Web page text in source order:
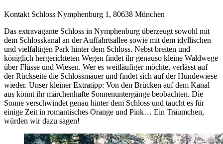
Kontakt Schloss Nymphenburg 1, 80638 München
Das extravagante Schloss in Nymphenburg überzeugt sowohl mit
dem Schlosskanal an der Auffahrtsallee sowie mit dem idyllischen
und vielfältigen Park hinter dem Schloss. Nebst breiten und
königlich hergerichteten Wegen findet ihr genauso kleine Waldwege
über Flüsse und Wiesen. Wer es weitläufiger möchte, verlässt auf
der Rückseite die Schlossmauer und findet sich auf der Hundewiese
wieder. Unser kleiner Extratipp: Von den Brücken auf dem Kanal
aus könnt ihr märchenhafte Sonnenuntergänge beobachten. Die
Sonne verschwindet genau hinter dem Schloss und taucht es für
einige Zeit in romantisches Orange und Pink… Ein Träumchen,
würden wir dazu sagen!